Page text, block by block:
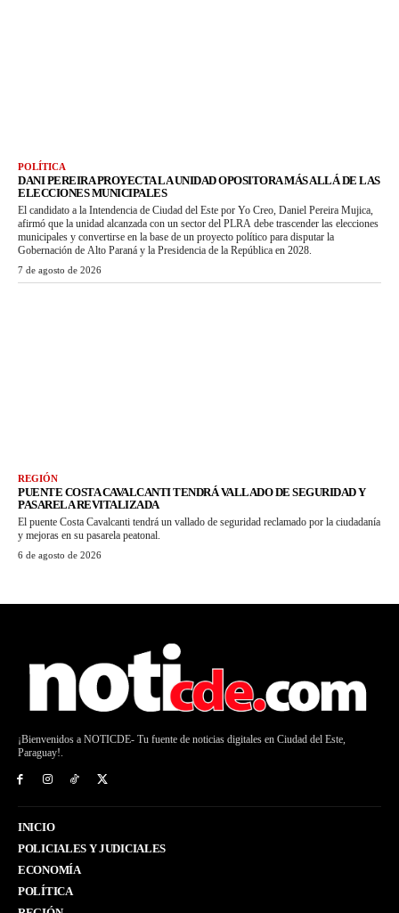
POLÍTICA
DANI PEREIRA PROYECTA LA UNIDAD OPOSITORA MÁS ALLÁ DE LAS
ELECCIONES MUNICIPALES
El candidato a la Intendencia de Ciudad del Este por Yo Creo, Daniel Pereira Mujica,
afirmó que la unidad alcanzada con un sector del PLRA debe trascender las elecciones
municipales y convertirse en la base de un proyecto político para disputar la
Gobernación de Alto Paraná y la Presidencia de la República en 2028.
7 de agosto de 2026
REGIÓN
PUENTE COSTA CAVALCANTI TENDRÁ VALLADO DE SEGURIDAD Y
PASARELA REVITALIZADA
El puente Costa Cavalcanti tendrá un vallado de seguridad reclamado por la ciudadanía
y mejoras en su pasarela peatonal.
6 de agosto de 2026
¡Bienvenidos a NOTICDE- Tu fuente de noticias digitales en Ciudad del Este,
Paraguay!.
INICIO
POLICIALES Y JUDICIALES
ECONOMÍA
POLÍTICA